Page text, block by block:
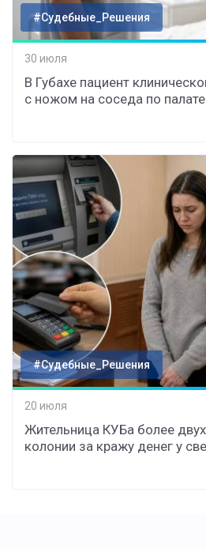
#Судебные_Решения
30 июля
В Губахе пациент
с ножом на соседа по палате
#Судебные_Решения
20 июля
Жительница КУБа более
колонии за кражу денег у